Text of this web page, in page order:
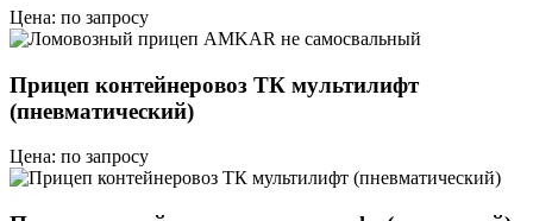
Цена: по запросу
Прицеп контейнеровоз ТК мультилифт
(пневматический)
Цена: по запросу